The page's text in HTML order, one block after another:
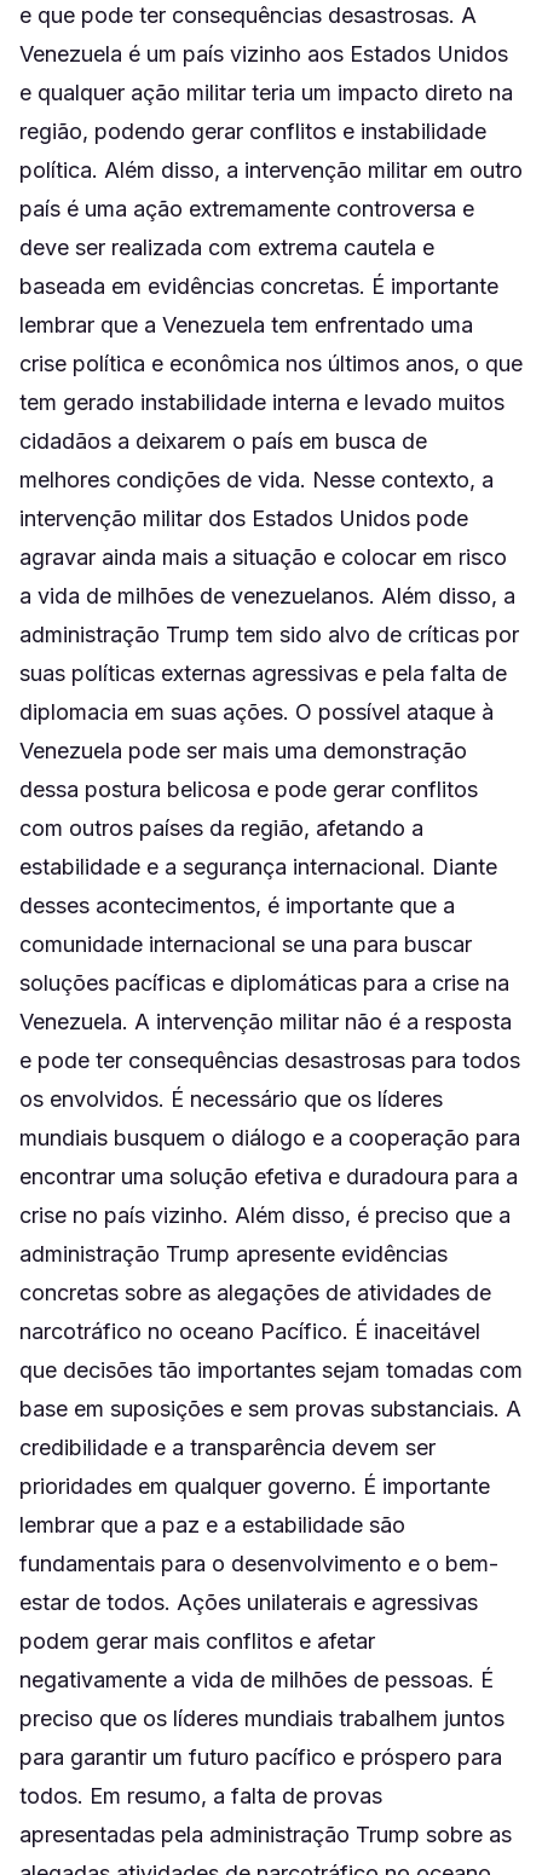
e que pode ter consequências desastrosas. A
Venezuela é um país vizinho aos Estados Unidos
e qualquer ação militar teria um impacto direto na
região, podendo gerar conflitos e instabilidade
política. Além disso, a intervenção militar em outro
país é uma ação extremamente controversa e
deve ser realizada com extrema cautela e
baseada em evidências concretas. É importante
lembrar que a Venezuela tem enfrentado uma
crise política e econômica nos últimos anos, o que
tem gerado instabilidade interna e levado muitos
cidadãos a deixarem o país em busca de
melhores condições de vida. Nesse contexto, a
intervenção militar dos Estados Unidos pode
agravar ainda mais a situação e colocar em risco
a vida de milhões de venezuelanos. Além disso, a
administração Trump tem sido alvo de críticas por
suas políticas externas agressivas e pela falta de
diplomacia em suas ações. O possível ataque à
Venezuela pode ser mais uma demonstração
dessa postura belicosa e pode gerar conflitos
com outros países da região, afetando a
estabilidade e a segurança internacional. Diante
desses acontecimentos, é importante que a
comunidade internacional se una para buscar
soluções pacíficas e diplomáticas para a crise na
Venezuela. A intervenção militar não é a resposta
e pode ter consequências desastrosas para todos
os envolvidos. É necessário que os líderes
mundiais busquem o diálogo e a cooperação para
encontrar uma solução efetiva e duradoura para a
crise no país vizinho. Além disso, é preciso que a
administração Trump apresente evidências
concretas sobre as alegações de atividades de
narcotráfico no oceano Pacífico. É inaceitável
que decisões tão importantes sejam tomadas com
base em suposições e sem provas substanciais. A
credibilidade e a transparência devem ser
prioridades em qualquer governo. É importante
lembrar que a paz e a estabilidade são
fundamentais para o desenvolvimento e o bem-
estar de todos. Ações unilaterais e agressivas
podem gerar mais conflitos e afetar
negativamente a vida de milhões de pessoas. É
preciso que os líderes mundiais trabalhem juntos
para garantir um futuro pacífico e próspero para
todos. Em resumo, a falta de provas
apresentadas pela administração Trump sobre as